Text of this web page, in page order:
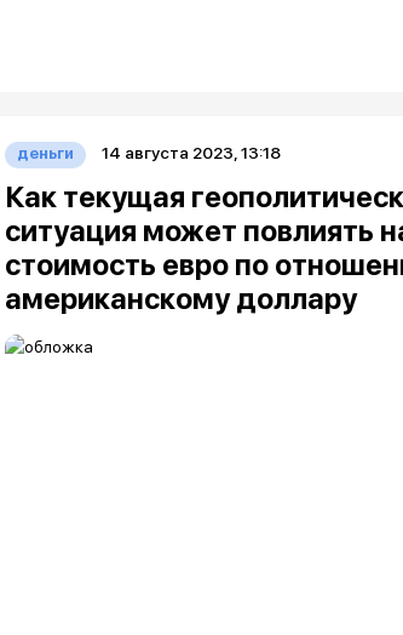
деньги 14 августа 2023, 13:18
Как текущая
ситуация может повлиять
стоимость евро по
американскому доллару